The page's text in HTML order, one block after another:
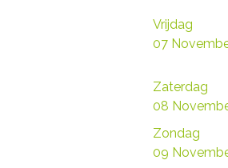
Vrijdag
07
Zaterdag
08
Zondag
09